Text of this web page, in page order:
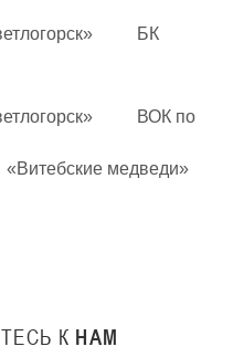
БК
ВОК по
медведи»
К НАМ